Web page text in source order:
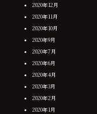
2020年12月
2020年11月
2020年10月
2020年9月
2020年7月
2020年6月
2020年4月
2020年3月
2020年2月
2020年1月